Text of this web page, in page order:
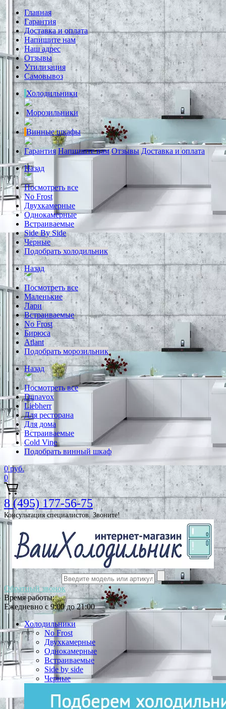
Главная
Гарантия
Доставка и оплата
Напишите нам
Наш адрес
Отзывы
Утилизация
Самовывоз
Холодильники
Морозильники
Винные шкафы
Гарантия Напишите нам Отзывы Доставка и оплата
Назад
Посмотреть все
No Frost
Двухкамерные
Однокамерные
Встраиваемые
Side By Side
Черные
Подобрать холодильник
Назад
Посмотреть все
Маленькие
Лари
Встраиваемые
No Frost
Бирюса
Atlant
Подобрать морозильник
Назад
Посмотреть все
Dunavox
Liebherr
Для ресторана
Для дома
Встраиваемые
Cold Vine
Подобрать винный шкаф
0 руб.
0
8 (495) 177-56-75
Консультация специалистов. Звоните!
Обратный звонок
Время работы:
Ежедневно с 9:00 до 21:00
Холодильники
No Frost
Двухкамерные
Однокамерные
Встраиваемые
Side by side
Черные